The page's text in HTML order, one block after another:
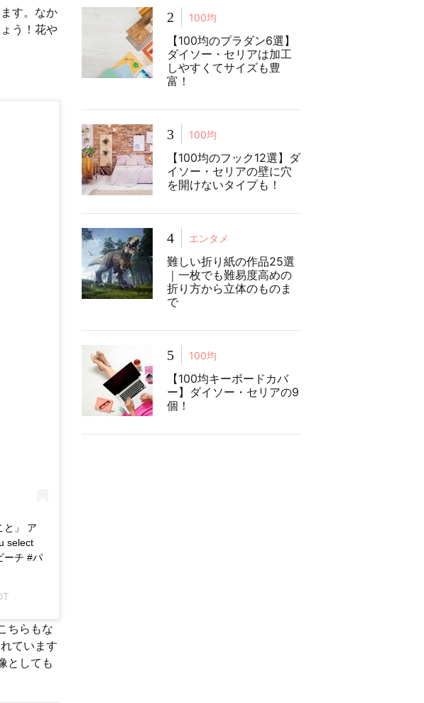
す。なか
う！花や
と」 ア
select
ーチ #パ
ちらもな
ています
としても
2 100均
【100均のプラダン6選】
ダイソー・セリアは加工
しやすくてサイズも豊
富！
3 100均
【100均のフック12選】ダ
イソー・セリアの壁に穴
を開けないタイプも！
4 エンタメ
難しい折り紙の作品25選
｜一枚でも難易度高めの
折り方から立体のものま
で
5 100均
【100均キーボードカバ
ー】ダイソー・セリアの9
個！